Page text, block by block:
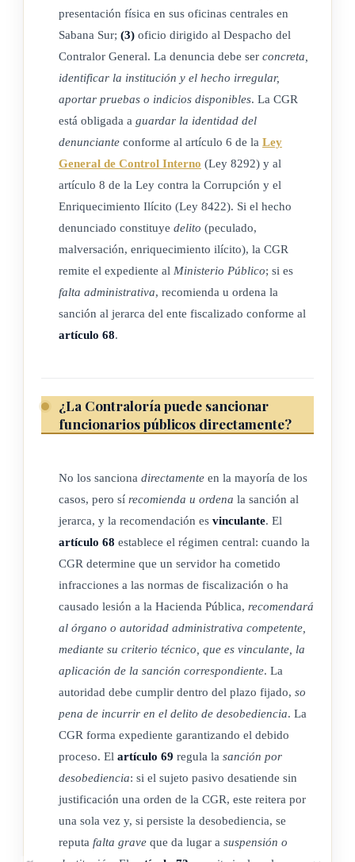
ARTÍCULO 5
Control sobre fondos y actividades privados.
Todo otorgamiento de beneficios patrimoniales, gratuito o sin
ley, de conformidad con los principios constitucionales, y con
fundamento en la presente ley estarán sujetos a la
fiscalización facultativa de la Contraloría General de la
República. Cuando se otorgue el beneficio de una
transferencia de fondos del sector público al privado, gratuita
o sin contraprestación alguna, la entidad privada deberá
administrarla en el Sistema de Cuentas del Sector Público;
además, llevará registros de su empleo, independientes de los
Contraloría General de la República, elpresupuesto
correspondiente al beneficio concedido.
eficiente de la liquidez del sector público, N° 10495 del 17 de
junio del 2024)
ARTÍCULO 6
Alcance del control sobre fondos y actividades privados. En
materia de su competencia constitucional y legal, el control
sobre los fondos y actividades privados, a que se refiere esta
Ley, será de legalidad, contable y técnico y en especial velará
por el cumplimiento del destino legal, asignado al beneficio
patrimonial o a la liberación de obligaciones.
La Contraloría General de la República podrá fiscalizar el
cumplimiento, por parte de los sujetos privados beneficiarios,
de reglas elementales de lógica, justicia y conveniencia, para
evitar abusos, desviaciones o errores manifiestos en el empleo
de los beneficios recibidos.
presentación física en sus oficinas centrales en
Sabana Sur; (3) oficio dirigido al Despacho del
Contralor General. La denuncia debe ser concreta,
identificar la institución y el hecho irregular,
aportar pruebas o indicios disponibles. La CGR
está obligada a guardar la identidad del
denunciante conforme al artículo 6 de la Ley
General de Control Interno (Ley 8292) y al
artículo 8 de la Ley contra la Corrupción y el
Enriquecimiento Ilícito (Ley 8422). Si el hecho
denunciado constituye delito (peculado,
malversación, enriquecimiento ilícito), la CGR
remite el expediente al Ministerio Público; si es
falta administrativa, recomienda u ordena la
sanción al jerarca del ente fiscalizado conforme al
artículo 68.
¿La Contraloría puede sancionar
funcionarios públicos directamente?
No los sanciona directamente en la mayoría de los
casos, pero sí recomienda u ordena la sanción al
jerarca, y la recomendación es vinculante. El
artículo 68 establece el régimen central: cuando la
CGR determine que un servidor ha cometido
infracciones a las normas de fiscalización o ha
causado lesión a la Hacienda Pública, recomendará
al órgano o autoridad administrativa competente,
mediante su criterio técnico, que es vinculante, la
aplicación de la sanción correspondiente. La
autoridad debe cumplir dentro del plazo fijado, so
pena de incurrir en el delito de desobediencia. La
CGR forma expediente garantizando el debido
proceso. El artículo 69 regula la sanción por
desobediencia: si el sujeto pasivo desatiende sin
justificación una orden de la CGR, este reitera por
una sola vez y, si persiste la desobediencia, se
reputa falta grave que da lugar a suspensión o